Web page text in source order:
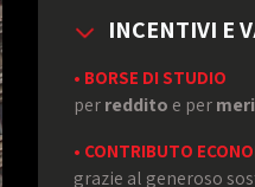
INCENTIVI E
• BORSE DI STUDIO
perreddito e per
• CONTRIBUTO
grazie al generoso